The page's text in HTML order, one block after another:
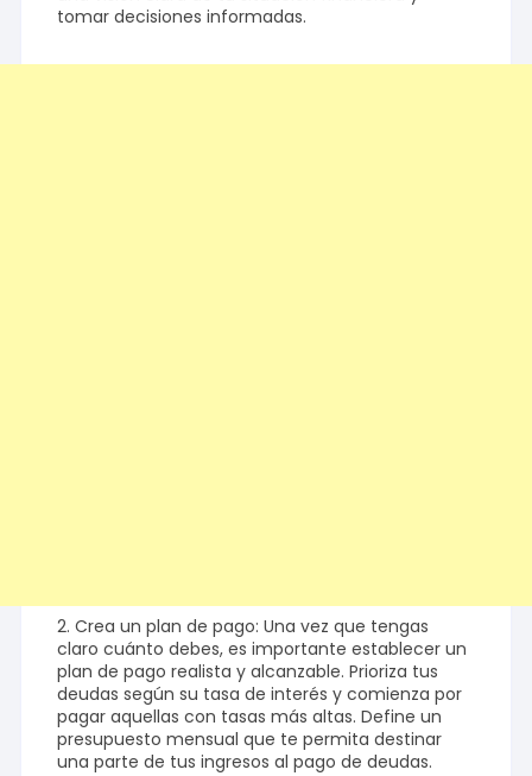
tomar decisiones informadas.
2. Crea un plan de pago: Una vez que tengas
claro cuánto debes, es importante establecer un
plan de pago realista y alcanzable. Prioriza tus
deudas según su tasa de interés y comienza por
pagar aquellas con tasas más altas. Define un
presupuesto mensual que te permita destinar
una parte de tus ingresos al pago de deudas.